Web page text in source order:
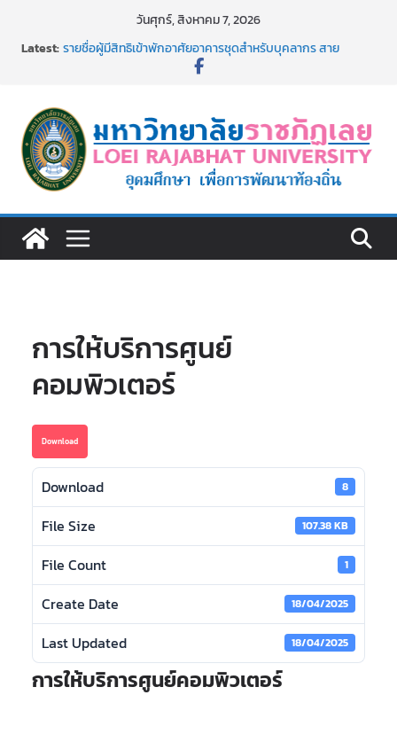
วันศุกร์, สิงหาคม 7, 2026
Latest:รายชื่อผู้มีสิทธิเข้าพักอาศัยอาคารชุดสำหรับบุคลากร สาย
สนับสนุน สังกัดมหาวิทยาลัยราชภัฏเลย ครั้งที่ 2/2569
๑,๙๗๒ ชุด โดยวิธีเฉพาะเจาะจง
ม.ราชภัฏเลย จัดกิจกรรมจิตอาสาบำเพ็ญสาธารณประโยชน์ และ
บำเพ็ญสาธารณกุศล 69
รายชื่อผู้ผ่านการสอบแข่งขันเพื่อเป็นลูกจ้างชั่วคราว (รายวัน)
สังกัดมหาวิทยาลัยราชภัฏเลย ด้วยเงินนอกงบประมาณ ประเภท
การให้บริการศูนย์
คอมพิวเตอร์
Download
Download 8
File Size 107.38 KB
File Count 1
Create Date 18/04/2025
Last Updated 18/04/2025
การให้บริการศูนย์คอมพิวเตอร์